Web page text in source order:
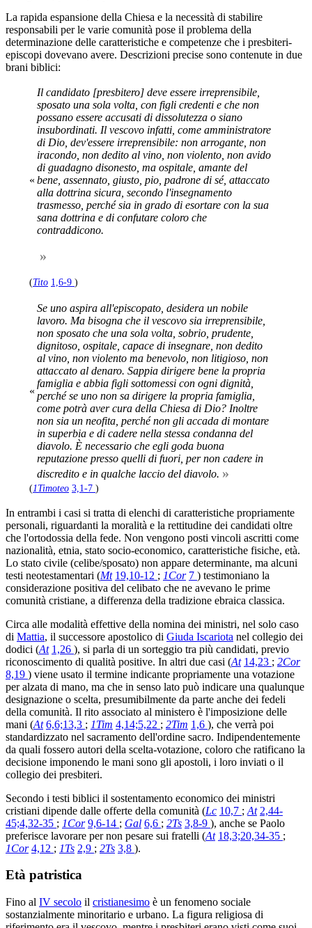
La rapida espansione della Chiesa e la necessità di stabilire
responsabili per le varie comunità pose il problema della
determinazione delle caratteristiche e competenze che i presbiteri-
episcopi dovevano avere. Descrizioni precise sono contenute in due
brani biblici:
«
Il candidato [presbitero] deve essere irreprensibile,
sposato una sola volta, con figli credenti e che non
possano essere accusati di dissolutezza o siano
insubordinati. Il vescovo infatti, come amministratore
di Dio, dev'essere irreprensibile: non arrogante, non
iracondo, non dedito al vino, non violento, non avido
di guadagno disonesto, ma ospitale, amante del
bene, assennato, giusto, pio, padrone di sé, attaccato
alla dottrina sicura, secondo l'insegnamento
trasmesso, perché sia in grado di esortare con la sua
sana dottrina e di confutare coloro che
contraddicono.
»
(Tito 1,6-9 )
«
Se uno aspira all'episcopato, desidera un nobile
lavoro. Ma bisogna che il vescovo sia irreprensibile,
non sposato che una sola volta, sobrio, prudente,
dignitoso, ospitale, capace di insegnare, non dedito
al vino, non violento ma benevolo, non litigioso, non
attaccato al denaro. Sappia dirigere bene la propria
famiglia e abbia figli sottomessi con ogni dignità,
perché se uno non sa dirigere la propria famiglia,
come potrà aver cura della Chiesa di Dio? Inoltre
non sia un neofita, perché non gli accada di montare
in superbia e di cadere nella stessa condanna del
diavolo. È necessario che egli goda buona
reputazione presso quelli di fuori, per non cadere in
discredito e in qualche laccio del diavolo. »
(1Timoteo 3,1-7 )
In entrambi i casi si tratta di elenchi di caratteristiche propriamente
personali, riguardanti la moralità e la rettitudine dei candidati oltre
che l'ortodossia della fede. Non vengono posti vincoli ascritti come
nazionalità, etnia, stato socio-economico, caratteristiche fisiche, età.
Lo stato civile (celibe/sposato) non appare determinante, ma alcuni
testi neotestamentari (Mt 19,10-12 ; 1Cor 7 ) testimoniano la
considerazione positiva del celibato che ne avevano le prime
comunità cristiane, a differenza della tradizione ebraica classica.
Circa alle modalità effettive della nomina dei ministri, nel solo caso
di Mattia, il successore apostolico di Giuda Iscariota nel collegio dei
dodici (At 1,26 ), si parla di un sorteggio tra più candidati, previo
riconoscimento di qualità positive. In altri due casi (At 14,23 ; 2Cor
8,19 ) viene usato il termine indicante propriamente una votazione
per alzata di mano, ma che in senso lato può indicare una qualunque
designazione o scelta, presumibilmente da parte anche dei fedeli
della comunità. Il rito associato al ministero è l'imposizione delle
mani (At 6,6;13,3 ; 1Tim 4,14;5,22 ; 2Tim 1,6 ), che verrà poi
standardizzato nel sacramento dell'ordine sacro. Indipendentemente
da quali fossero autori della scelta-votazione, coloro che ratificano la
decisione imponendo le mani sono gli apostoli, i loro inviati o il
collegio dei presbiteri.
Secondo i testi biblici il sostentamento economico dei ministri
cristiani dipende dalle offerte della comunità (Lc 10,7 ; At 2,44-
45;4,32-35 ; 1Cor 9,6-14 ; Gal 6,6 ; 2Ts 3,8-9 ), anche se Paolo
preferisce lavorare per non pesare sui fratelli (At 18,3;20,34-35 ;
1Cor 4,12 ; 1Ts 2,9 ; 2Ts 3,8 ).
Età patristica
Fino al IV secolo il cristianesimo è un fenomeno sociale
sostanzialmente minoritario e urbano. La figura religiosa di